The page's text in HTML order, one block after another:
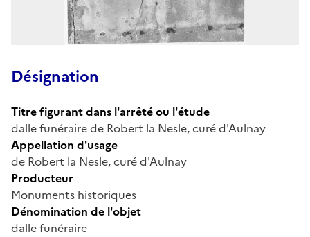
Désignation
Titre figurant dans l'arrêté ou l'étude
dalle funéraire de Robert la Nesle, curé d'Aulnay
Appellation d'usage
de Robert la Nesle, curé d'Aulnay
Producteur
Monuments historiques
Dénomination de l'objet
dalle funéraire